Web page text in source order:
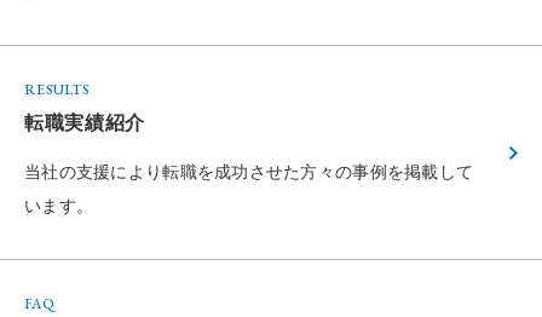
RESULTS
転職実績紹介
当社の支援により転職を成功させた方々の事例を掲載して
います。
FAQ